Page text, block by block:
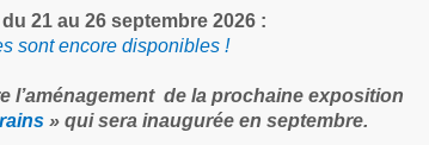
21 au 26 septembre 2026 :
sont encore disponibles !
l’aménagement de la prochaine exposition
» qui sera inaugurée en septembre.